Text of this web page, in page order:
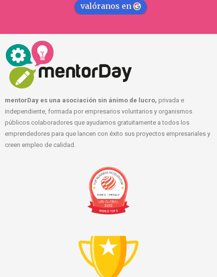
valóranos en
mentorDay es una asociación sin ánimo de lucro, privada e
independiente, formada por empresarios voluntarios y organismos
públicos colaboradores que ayudamos gratuitamente a todos los
emprendedores para que lancen con éxito sus proyectos empresariales y
creen empleo de calidad.